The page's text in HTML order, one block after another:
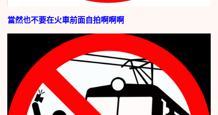
當然也不要在火車前面自拍啊啊啊